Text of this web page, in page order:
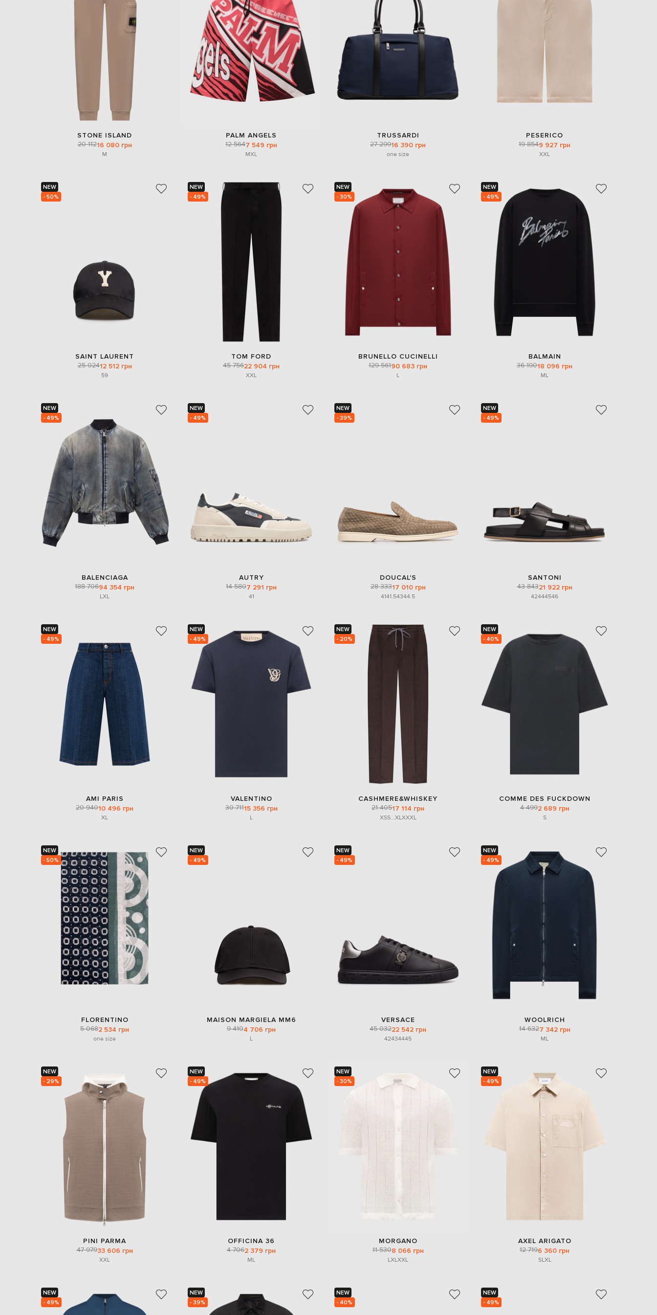
Italy
Slovakia
Slovenia
Spain
Sweden
STONE ISLAND
20 11216 080 грн
M
PALM ANGELS
12 5647 549 грн
MXL
TRUSSARDI
27 29916 390 грн
one size
PESERICO
19 8549 927 грн
XXL
NEW
- 50%
SAINT LAURENT
25 02412 512 грн
59
NEW
- 49%
TOM FORD
45 75622 904 грн
XXL
NEW
- 30%
BRUNELLO CUCINELLI
129 56190 683 грн
L
NEW
- 49%
BALMAIN
36 19018 096 грн
ML
NEW
- 49%
BALENCIAGA
188 70694 354 грн
LXL
NEW
- 49%
AUTRY
14 5807 291 грн
41
NEW
- 39%
DOUCAL'S
28 33317 010 грн
4141.54344.5
NEW
- 49%
SANTONI
43 84321 922 грн
42444546
NEW
- 49%
AMI PARIS
20 94010 496 грн
XL
NEW
- 49%
VALENTINO
30 71115 356 грн
L
NEW
- 20%
CASHMERE&WHISKEY
21 40517 114 грн
XSS...XLXXXL
NEW
- 40%
COMME DES FUCKDOWN
4 4992 689 грн
S
NEW
- 50%
FLORENTINO
5 0682 534 грн
one size
NEW
- 49%
MAISON MARGIELA MM6
9 4104 706 грн
L
NEW
- 49%
VERSACE
45 03222 542 грн
42434445
NEW
- 49%
WOOLRICH
14 6327 342 грн
ML
NEW
- 29%
PINI PARMA
47 97933 606 грн
XXL
NEW
- 49%
OFFICINA 36
4 7062 379 грн
ML
NEW
- 30%
MORGANO
11 5308 066 грн
LXLXXL
NEW
- 49%
AXEL ARIGATO
12 7196 360 грн
SLXL
NEW
- 49%
NEW
- 39%
NEW
- 40%
NEW
- 49%